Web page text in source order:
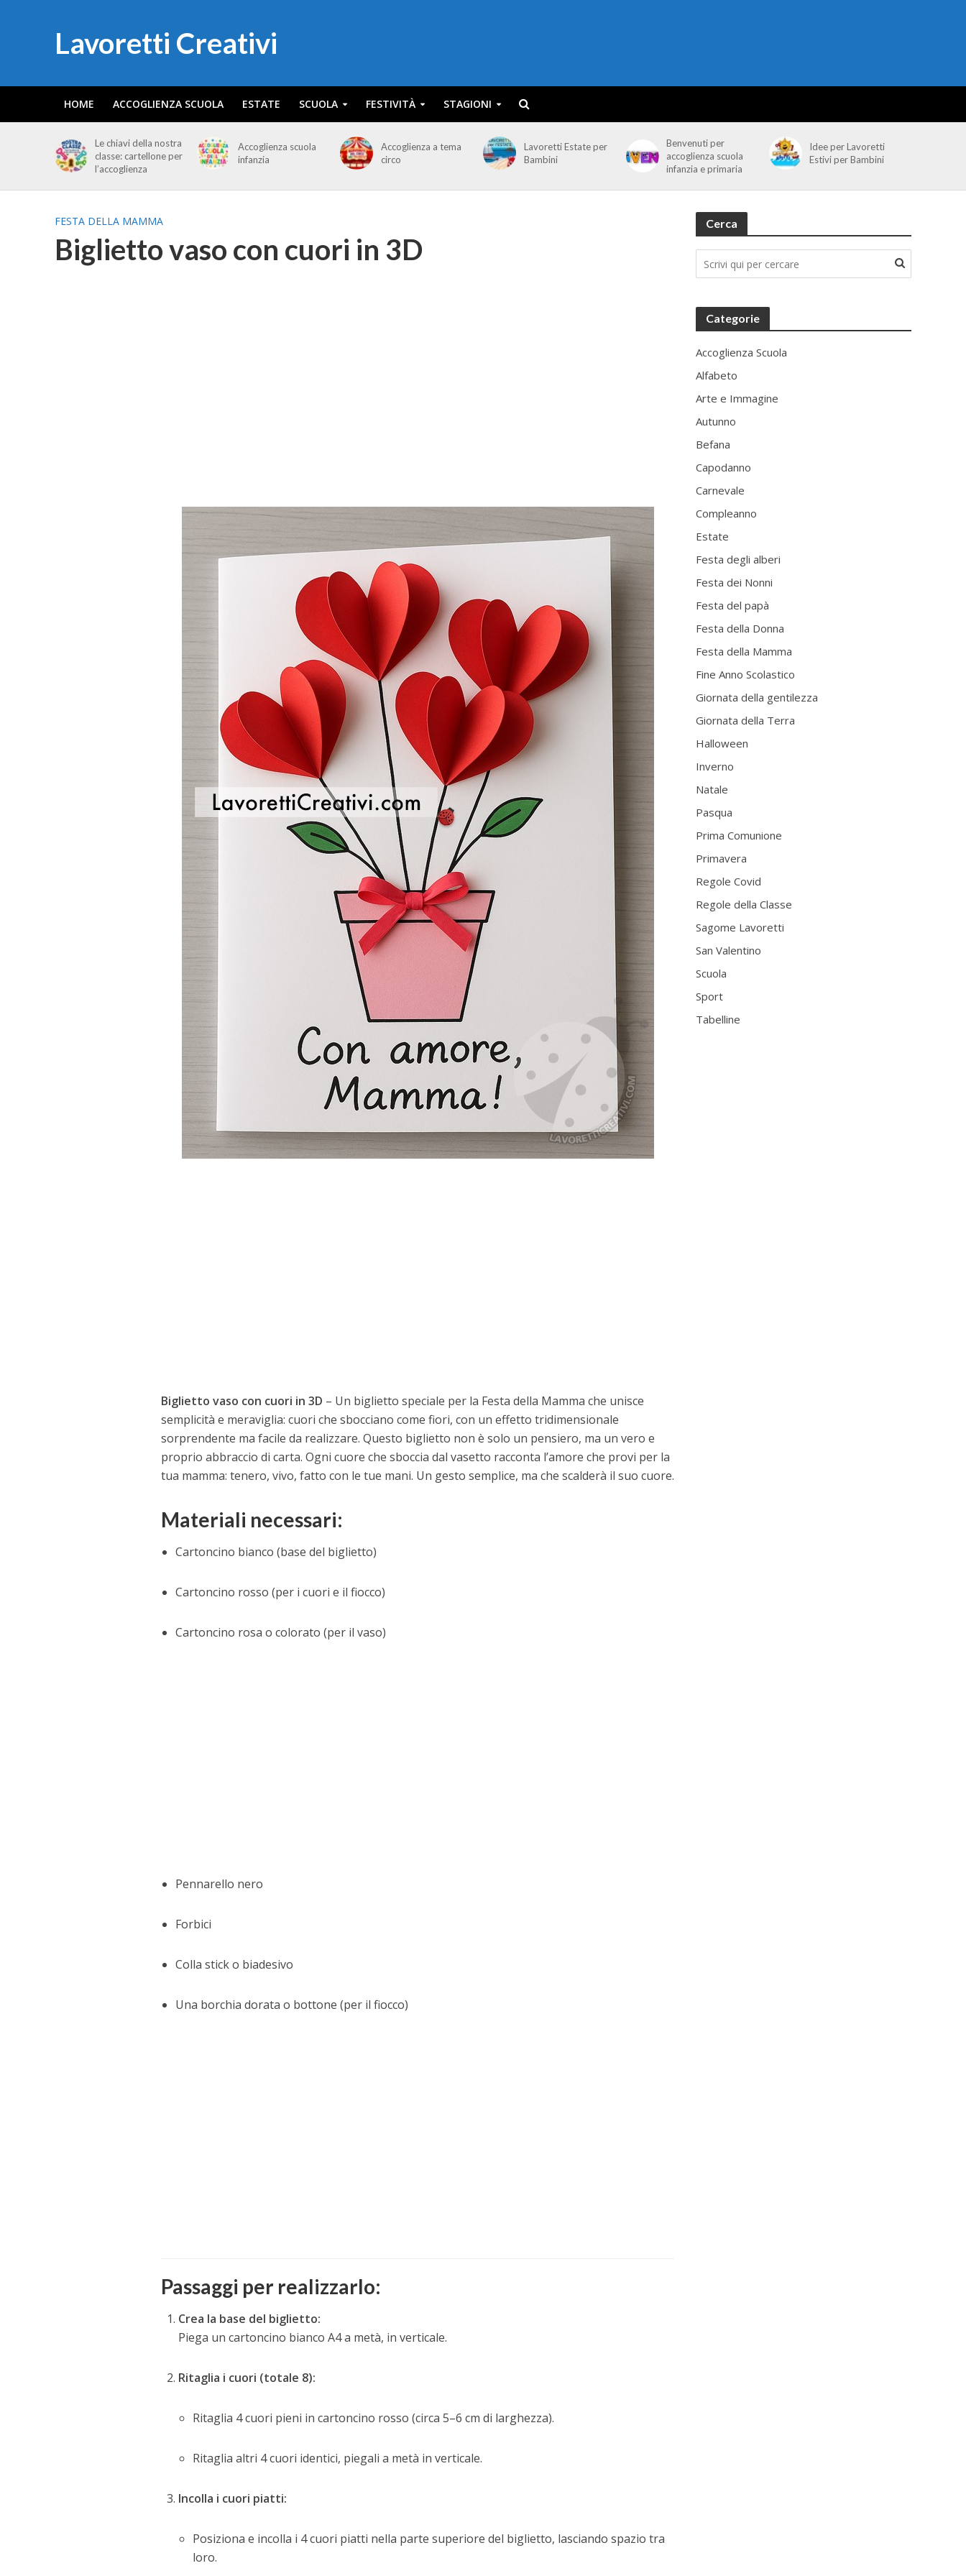
Lavoretti Creativi
HOME ACCOGLIENZA SCUOLA ESTATE SCUOLA FESTIVITÀ STAGIONI
Le chiavi della nostra
classe: cartellone per
l’accoglienza
Accoglienza scuola
infanzia
Accoglienza a tema
circo
Lavoretti Estate per
Bambini
Benvenuti per
accoglienza scuola
infanzia e primaria
Idee per Lavoretti
Estivi per Bambini
FESTA DELLA MAMMA
Biglietto vaso con cuori in 3D
Biglietto vaso con cuori in 3D – Un biglietto speciale per la Festa della Mamma che unisce
semplicità e meraviglia: cuori che sbocciano come fiori, con un effetto tridimensionale
sorprendente ma facile da realizzare. Questo biglietto non è solo un pensiero, ma un vero e
proprio abbraccio di carta. Ogni cuore che sboccia dal vasetto racconta l’amore che provi per la
tua mamma: tenero, vivo, fatto con le tue mani. Un gesto semplice, ma che scalderà il suo cuore.
Materiali necessari:
Cartoncino bianco (base del biglietto)
Cartoncino rosso (per i cuori e il fiocco)
Cartoncino rosa o colorato (per il vaso)
Pennarello nero
Forbici
Colla stick o biadesivo
Una borchia dorata o bottone (per il fiocco)
Passaggi per realizzarlo:
Crea la base del biglietto:
Piega un cartoncino bianco A4 a metà, in verticale.
Ritaglia i cuori (totale 8):
Ritaglia 4 cuori pieni in cartoncino rosso (circa 5–6 cm di larghezza).
Ritaglia altri 4 cuori identici, piegali a metà in verticale.
Incolla i cuori piatti:
Posiziona e incolla i 4 cuori piatti nella parte superiore del biglietto, lasciando spazio tra
loro.
Cerca
Categorie
Accoglienza Scuola
Alfabeto
Arte e Immagine
Autunno
Befana
Capodanno
Carnevale
Compleanno
Estate
Festa degli alberi
Festa dei Nonni
Festa del papà
Festa della Donna
Festa della Mamma
Fine Anno Scolastico
Giornata della gentilezza
Giornata della Terra
Halloween
Inverno
Natale
Pasqua
Prima Comunione
Primavera
Regole Covid
Regole della Classe
Sagome Lavoretti
San Valentino
Scuola
Sport
Tabelline